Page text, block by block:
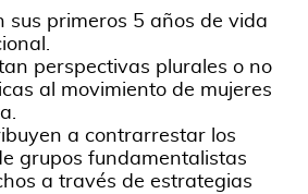
sus primeros 5 años de vida
perspectivas plurales o no
al movimiento de mujeres
a contrarrestar los
grupos fundamentalistas
a través de estrategias